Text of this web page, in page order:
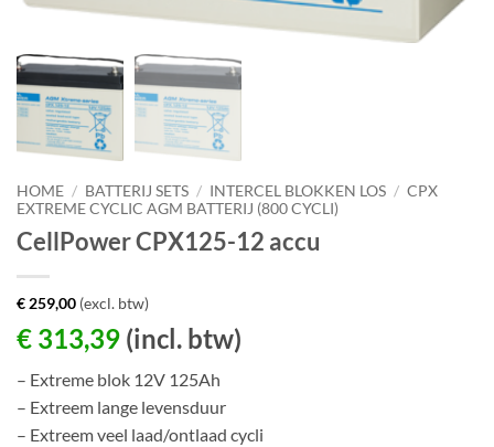
HOME / BATTERIJ SETS / INTERCEL BLOKKEN LOS / CPX
EXTREME CYCLIC AGM BATTERIJ (800 CYCLI)
CellPower CPX125-12 accu
€ 259,00 (excl. btw)
€ 313,39 (incl. btw)
– Extreme blok 12V 125Ah
– Extreem lange levensduur
– Extreem veel laad/ontlaad cycli